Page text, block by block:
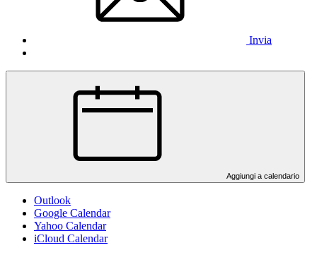
Invia
Aggiungi a calendario
Outlook
Google Calendar
Yahoo Calendar
iCloud Calendar